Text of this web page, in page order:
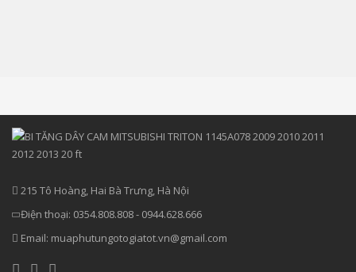
215 Tô Hoàng, Hai Bà Trưng, Hà Nội
Điện thoại: 0354.808.808- 0944.628.666
Email: muaphutungotogiatot.vn@gmail.com